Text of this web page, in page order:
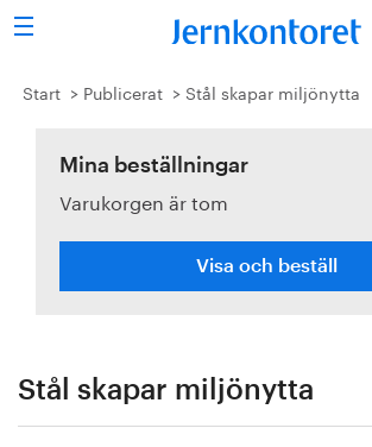
Sök
Stålindustrin
Vision 2050
Forskning/utbildning
Publicerat
Start Publicerat Stål skapar miljönytta
Mina beställningar
Varukorgen är tom
Visa och beställ
Stål skapar miljönytta